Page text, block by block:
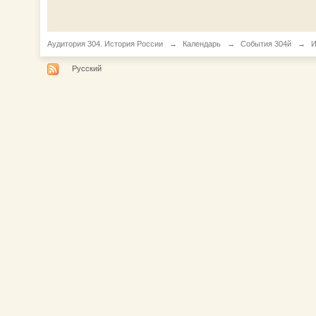
Аудитория 304. История России → Календарь → События 304й →
Русский